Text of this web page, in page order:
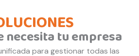
necesita tu empresa
para gestionar todas las